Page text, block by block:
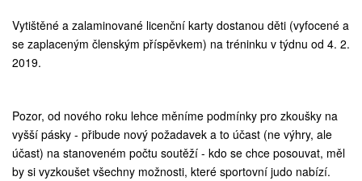
Vytištěné a zalaminované licenční karty dostanou děti (vyfocené a
se zaplaceným členským příspěvkem) na tréninku v týdnu od 4. 2.
2019.
Pozor, od nového roku lehce měníme podmínky pro zkoušky na
vyšší pásky - přibude nový požadavek a to účast (ne výhry, ale
účast) na stanoveném počtu soutěží - kdo se chce posouvat, měl
by si vyzkoušet všechny možnosti, které sportovní judo nabízí.